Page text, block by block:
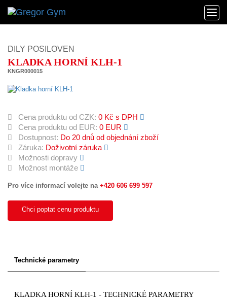
DILY POSILOVEN
KLADKA HORNÍ KLH-1
KNGR000015
Cena produktu od CZK: 0 Kč s DPH
Cena produktu od EUR: 0 EUR
Dostupnost: Do 20 dnů od objednání zboží
Záruka: Doživotní záruka
Možnosti dopravy
Možnost montáže
Pro více informací volejte na +420 606 699 597
Chci poptat cenu produktu
Technické parametry
KLADKA HORNÍ KLH-1 - TECHNICKÉ PARAMETRY